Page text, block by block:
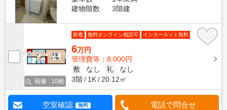
建物階数
3階建
画像 : 10枚
新着 無料オンライン相談可 インターネット無料
6万円
管理費等：8,000円
敷
なし 礼
なし
3階
1K 20.12㎡
空室確認 無料 電話で問合せ